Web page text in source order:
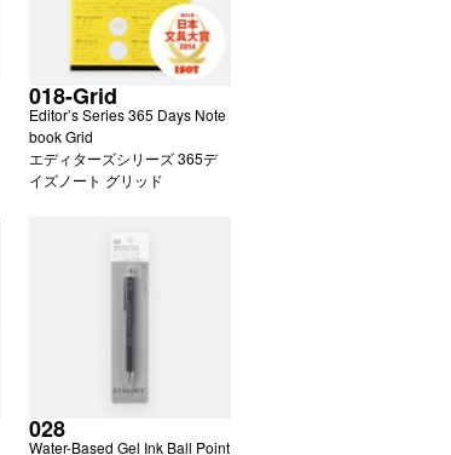
018-Grid
Editor’s Series 365 Days Note
book Grid
エディターズシリーズ 365デ
イズノート グリッド
028
Water-Based Gel Ink Ball Point